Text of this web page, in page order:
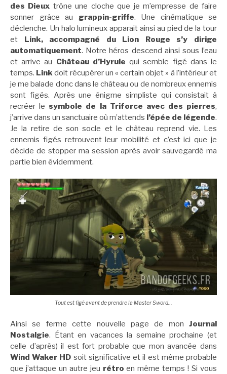
des Dieux trône une cloche que je m’empresse de faire
sonner grâce au grappin-griffe. Une cinématique se
déclenche. Un halo lumineux apparait ainsi au pied de la tour
et Link, accompagné du Lion Rouge s’y dirige
automatiquement. Notre héros descend ainsi sous l’eau
et arrive au Château d’Hyrule qui semble figé dans le
temps. Linkdoit récupérer un « certain objet » à l’intérieur et
je me balade donc dans le château ou de nombreux ennemis
sont figés. Après une énigme simpliste qui consistait à
recréer lesymbole de la Triforce avec des pierres,
j’arrive dans un sanctuaire où m’attends l’épée de légende.
Je la retire de son socle et le château reprend vie. Les
ennemis figés retrouvent leur mobilité et c’est ici que je
décide de stopper ma session après avoir sauvegardé ma
partie bien évidemment.
Tout est figé avant de prendre la Master Sword…
Ainsi se ferme cette nouvelle page de mon Journal
Nostalgie. Étant en vacances la semaine prochaine (et
celle d’après) il est fort probable que mon avancée dans
Wind Waker HD soit significative et il est même probable
que j’attaque un autre jeu rétroen même temps ! Si vous